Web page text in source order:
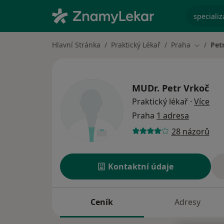
Hlavní Stránka Praktický Lékař Praha Změna
MUDr. Petr Vrkoč
Praktický lékař · Více
Praha 1 adresa
28 názorů
Kontaktní údaje
Ceník Adresy